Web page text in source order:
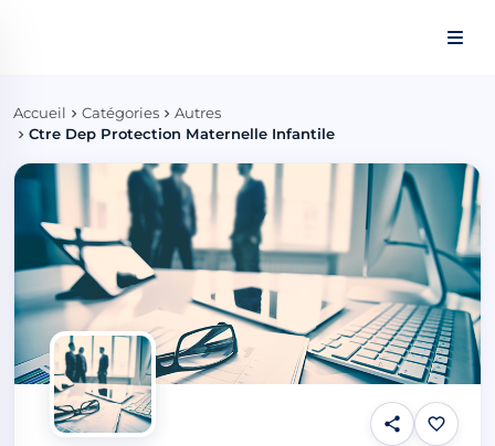
Accueil Catégories
Autres
Ctre Dep Protection Maternelle Infantile